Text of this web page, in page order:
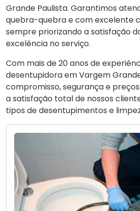
Grande Paulista. Garantimos
quebra-quebra e com excelente
sempre priorizando a satisfação
excelência no serviço.
Com mais de 20 anos de
desentupidora em Vargem
compromisso, segurança e
a satisfação total de nossos
tipos de desentupimentos e